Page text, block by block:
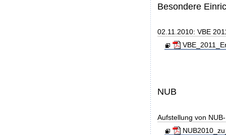
Besondere
02.11.2010: VBE
NUB
Aufstellung von